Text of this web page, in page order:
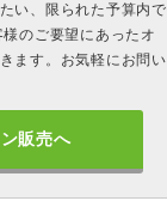
い、限られた予算内で
のご要望にあったオ
ます。お気軽にお問い
販売へ